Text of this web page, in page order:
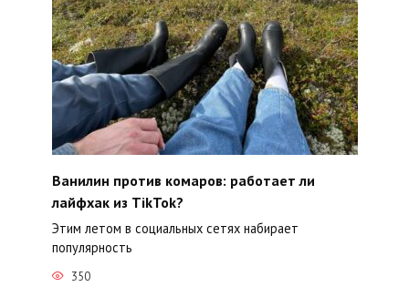
Ванилин против комаров: работает ли
лайфхак из TikTok?
Этим летом в социальных сетях набирает
популярность
350